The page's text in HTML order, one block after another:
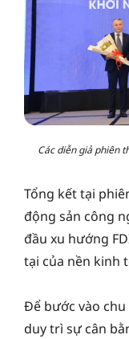
Các diễn giả phiên
Tổng kết tại
động sản công
đầu xu hướng
tại của nền kinh
Để bước vào
duy trì sự cân